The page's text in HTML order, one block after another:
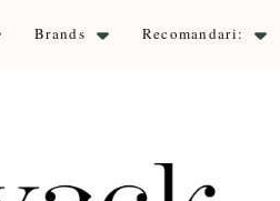
Brands Recomandari: